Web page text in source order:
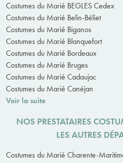
Costumes du Marié BEGLES Cedex
Costumes du Marié Belin-Béliet
Costumes du Marié Biganos
Costumes du Marié Blanquefort
Costumes du Marié Bordeaux
Costumes du Marié Bruges
Costumes du Marié Cadaujac
Costumes du Marié Canéjan
Voir la suite
NOS PRESTATAIRES
LES AUTRES
Costumes du Marié Charente-